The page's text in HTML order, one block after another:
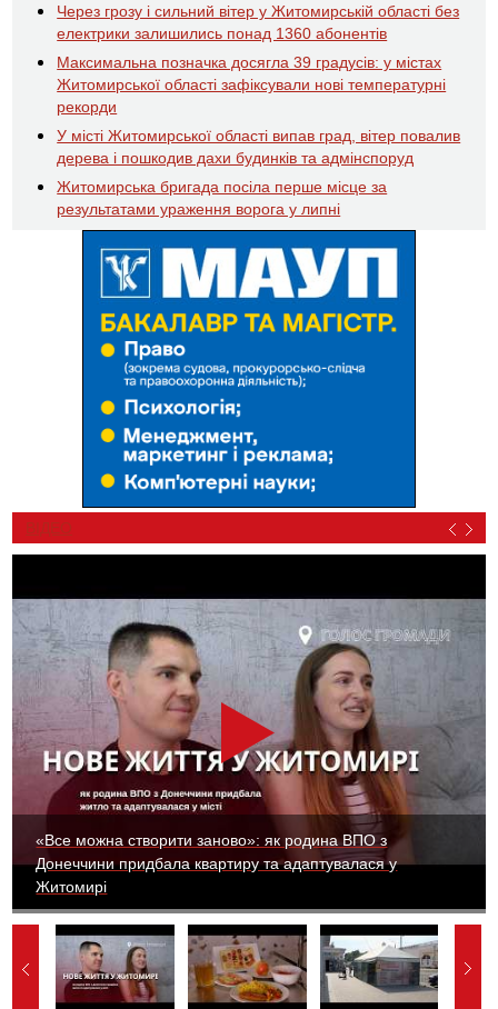
Через грозу і сильний вітер у Житомирській області без
електрики залишились понад 1360 абонентів
Максимальна позначка досягла 39 градусів: у містах
Житомирської області зафіксували нові температурні
рекорди
У місті Житомирської області випав град, вітер повалив
дерева і пошкодив дахи будинків та адмінспоруд
Житомирська бригада посіла перше місце за
результатами ураження ворога у липні
ВІДЕО
«Все можна створити заново»: як родина ВПО з
Донеччини придбала квартиру та адаптувалася у
Житомирі